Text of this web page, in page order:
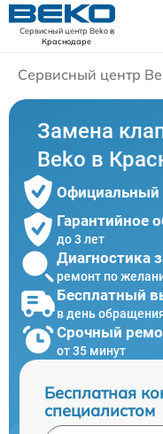
Сервисный центр Bekoв
Краснодаре
Сервисный центр
Замена
Beko в
Официальный
Гарантийное
до 3 лет
Диагностика
ремонт по
Бесплатный
в день
Срочный
от 35 минут
Бесплатная
специалистом